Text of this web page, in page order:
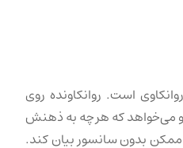
است. روانکاونده روی
او می‌خواهد که هر چه به ذهنش
بدون سانسور بیان کند.